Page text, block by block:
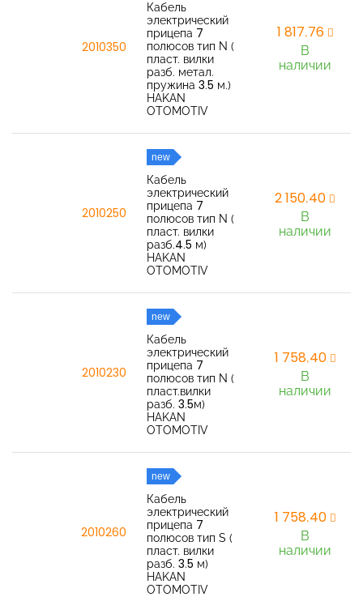
2010350
Кабель
электрический
прицепа 7
полюсов тип N (
пласт. вилки
разб. метал.
пружина 3.5 м.)
HAKAN
OTOMOTIV
1 817,76
В
наличии
2010250
new
Кабель
электрический
прицепа 7
полюсов тип N (
пласт. вилки
разб.4.5 м)
HAKAN
OTOMOTIV
2 150,40
В
наличии
2010230
new
Кабель
электрический
прицепа 7
полюсов тип N (
пласт.вилки
разб. 3.5м)
HAKAN
OTOMOTIV
1 758,40
В
наличии
2010260
new
Кабель
электрический
прицепа 7
полюсов тип S (
пласт. вилки
разб. 3.5 м)
HAKAN
OTOMOTIV
1 758,40
В
наличии